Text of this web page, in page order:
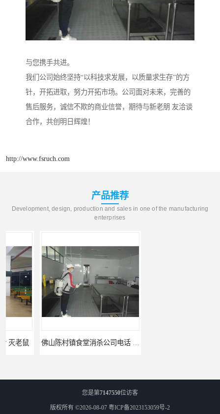
与您携手共进。
我们公司始终坚持“以科技求发展，以质量求生存”的方
针，开拓进取，努力开拓市场。公司面对未来，完善的
售后服务，诚信不欺的商业信誉，期待与新老朋 友洽谈
合作，共创明日辉煌！
http://www.fsruch.com
产品推荐
Development, design, production and sales in one of the manufacturing
enterprises
佛山陈村镇食堂消杀公司电话 陈村食堂灭鼠
您是第7147550位访客
版权所有 ©2026-08-07 粤ICP备2023153059号-2